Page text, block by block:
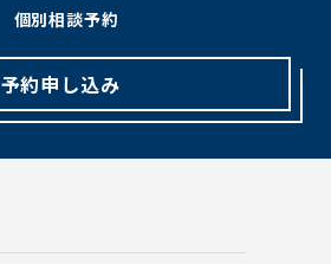
個別相談予約
予約申し込み